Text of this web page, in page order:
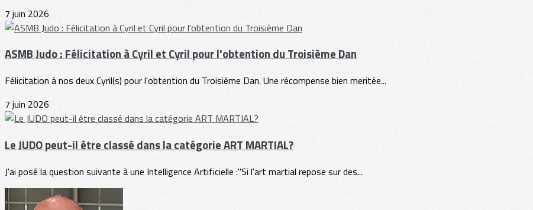
7 juin 2026
ASMB Judo : Félicitation à Cyril et Cyril pour l'obtention du Troisième Dan
Félicitation à nos deux Cyril(s) pour l'obtention du Troisième Dan. Une récompense bien meritée...
7 juin 2026
Le JUDO peut-il être classé dans la catégorie ART MARTIAL?
J'ai posé la question suivante à une Intelligence Artificielle :"Si l'art martial repose sur des...